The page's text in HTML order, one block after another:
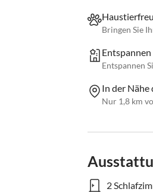
Bringen Sie
Entspannen
In der Nähe
Nur 1,8 km
2